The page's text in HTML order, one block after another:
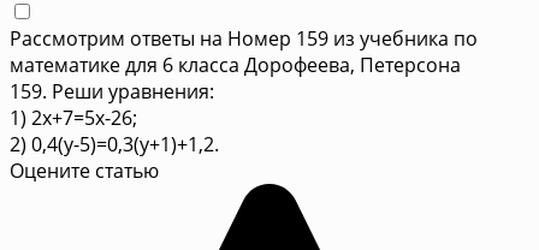
Рассмотрим ответы на Номер 159 из учебника по
математике для 6 класса Дорофеева, Петерсона
159. Реши уравнения:
1) 2x+7=5x-26;
2) 0,4(y-5)=0,3(y+1)+1,2.
Оцените статью